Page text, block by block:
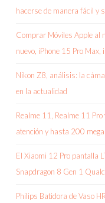
hacerse de manera fácil y
Comprar Móviles Apple al
nuevo, iPhone 15 Pro Max,
Nikon Z8, análisis: la
en la actualidad
Realme 11, Realme 11
atención y hasta 200
El Xiaomi 12 Pro pantalla
Snapdragon 8 Gen 1
Philips Batidora de Vaso